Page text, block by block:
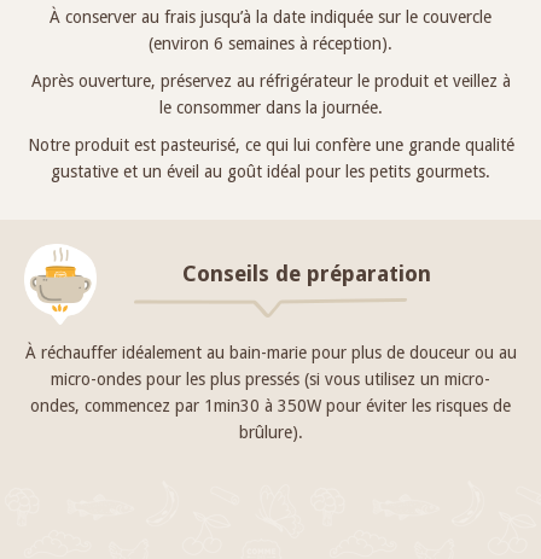
À conserver au frais jusqu’à la date indiquée sur le couvercle
(environ 6 semaines à réception).
Après ouverture, préservez au réfrigérateur le produit et veillez à
le consommer dans la journée.
Notre produit est pasteurisé, ce qui lui confère une grande qualité
gustative et un éveil au goût idéal pour les petits gourmets.
Conseils de préparation
À réchauffer idéalement au bain-marie pour plus de douceur ou au
micro-ondes pour les plus pressés (si vous utilisez un micro-
ondes, commencez par 1min30 à 350W pour éviter les risques de
brûlure).